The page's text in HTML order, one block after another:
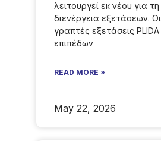
λειτουργεί εκ νέου για τη
διενέργεια εξετάσεων. Οι
γραπτές εξετάσεις PLIDA
επιπέδων
READ MORE »
May 22, 2026